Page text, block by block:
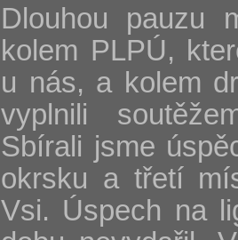
Dlouhou pauzu
kolem PLPÚ,
u nás, a kolem
vyplnili
Sbírali jsme
okrsku a třetí
Vsi. Úspech na